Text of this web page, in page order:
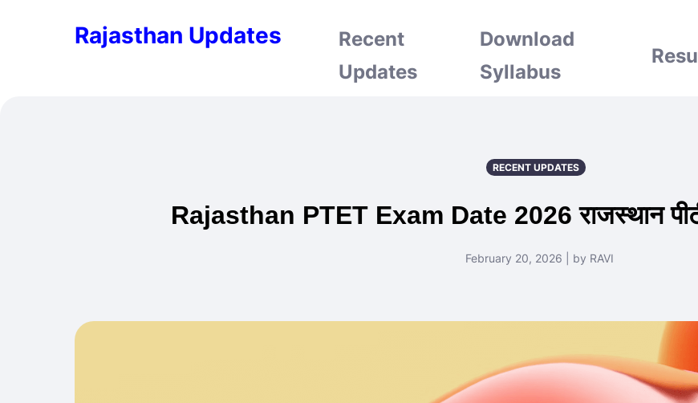
Rajasthan Updates
Recent
Updates
Download
Syllabus
RECENT UPDATES
Rajasthan PTET Exam Date 2026 राजस्थान
February 20, 2026 | by RAVI